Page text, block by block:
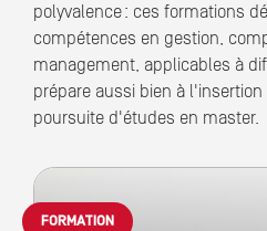
polyvalence : ces formations
compétences en gestion,
management, applicables à
prépare aussi bien à
poursuite d'études en master.
FORMATION